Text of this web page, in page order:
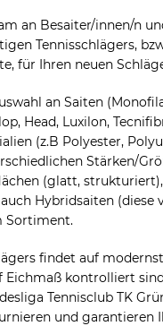
an Besaiter/innen/n
Tennisschlägers,
für Ihren neuen
an Saiten
Head, Luxilon,
(z.B Polyester,
Stärken/
(glatt,
Hybridsaiten
Sortiment.
findet auf
Eichmaß kontrolliert
Tennisclub TK
und